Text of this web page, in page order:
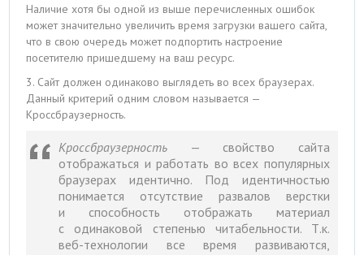
Наличие хотя бы одной из выше перечисленных ошибок
может значительно увеличить время загрузки вашего сайта,
что в свою очередь может подпортить настроение
посетителю пришедшему на ваш ресурс.
3. Сайт должен одинаково выглядеть во всех браузерах.
Данный критерий одним словом называется —
Кроссбраузерность.
Кроссбраузерность — свойство сайта
отображаться и работать во всех популярных
браузерах идентично. Под идентичностью
понимается отсутствие развалов верстки
и способность отображать материал
с одинаковой степенью читабельности. Т.к.
веб-технологии все время развиваются,